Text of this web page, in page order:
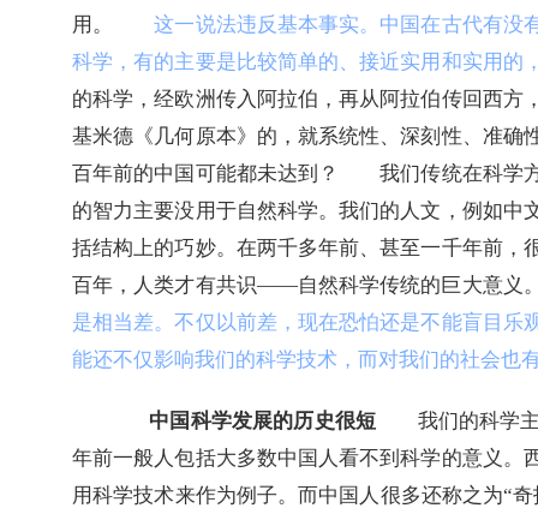
用。 这一说法违反基本事实。中国在古代有没
科学，有的主要是比较简单的、接近实用和实用的
的科学，经欧洲传入阿拉伯，再从阿拉伯传回西
基米德《几何原本》的，就系统性、深刻性、准
百年前的中国可能都未达到？　　我们传统在科
的智力主要没用于自然科学。我们的人文，例如
括结构上的巧妙。在两千多年前、甚至一千年前
百年，人类才有共识——自然科学传统的巨大意义
是相当差。不仅以前差，现在恐怕还是不能盲目
能还不仅影响我们的科学技术，而对我们的社会也
中国科学发展的历史很短 我们的科学主
年前一般人包括大多数中国人看不到科学的意义
用科学技术来作为例子。而中国人很多还称之为“奇